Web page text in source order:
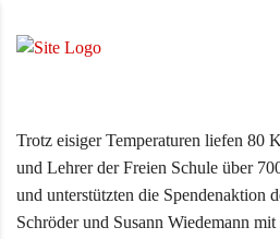
Trotz eisiger Temperaturen liefen 80
und Lehrer der Freien Schule über
und unterstützten die Spendenaktion
Schröder und Susann Wiedemann